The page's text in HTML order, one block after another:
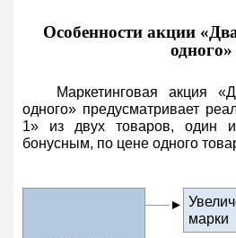
Особенности акции
одного»
Маркетинговая акция
одного» предусматривает
1» из двух товаров, один
бонусным, по цене одного
►
марки